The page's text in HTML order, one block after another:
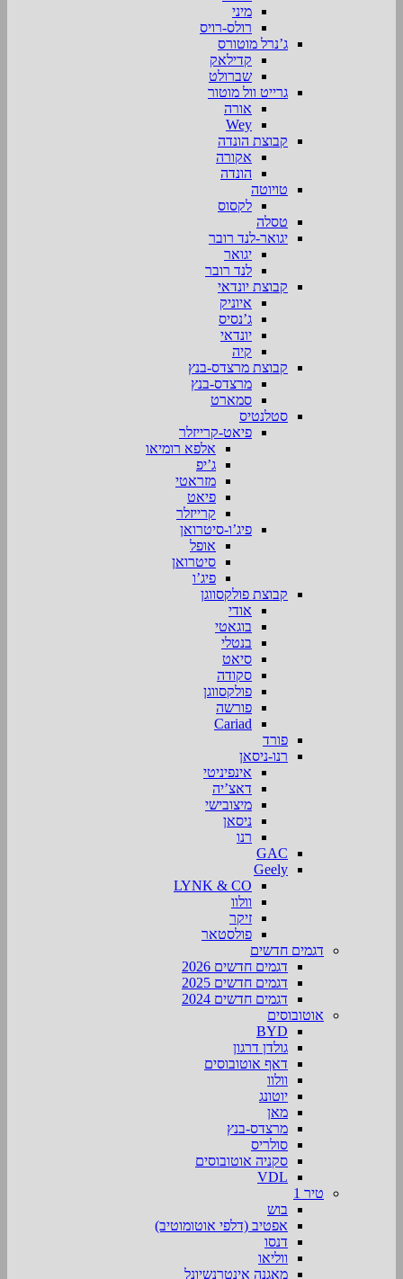
מיני
רולס-רויס
ג’נרל מוטורס
קדילאק
שברולט
גרייט וול מוטור
אורה
Wey
קבוצת הונדה
אקורה
הונדה
טויוטה
לקסוס
טסלה
יגואר-לנד רובר
יגואר
לנד רובר
קבוצת יונדאי
איוניק
ג’נסיס
יונדאי
קיה
קבוצת מרצדס-בנץ
מרצדס-בנץ
סמארט
סטלנטיס
פיאט-קרייזלר
אלפא רומיאו
ג’יפ
מזראטי
פיאט
קרייזלר
פיג’ו-סיטרואן
אופל
סיטרואן
פיג’ו
קבוצת פולקסווגן
אודי
בוגאטי
בנטלי
סיאט
סקודה
פולקסווגן
פורשה
Cariad
פורד
רנו-ניסאן
אינפיניטי
דאצ’יה
מיצובישי
ניסאן
רנו
GAC
Geely
LYNK & CO
וולוו
זיקר
פולסטאר
דגמים חדשים
דגמים חדשים 2026
דגמים חדשים 2025
דגמים חדשים 2024
אוטובוסים
BYD
גולדן דרגון
דאף אוטובוסים
וולוו
יוטונג
מאן
מרצדס-בנץ
סולריס
סקניה אוטובוסים
VDL
טיר 1
בוש
אפטיב (דלפי אוטומוטיב)
דנסו
ווליאו
מאגנה אינטרנשיונל